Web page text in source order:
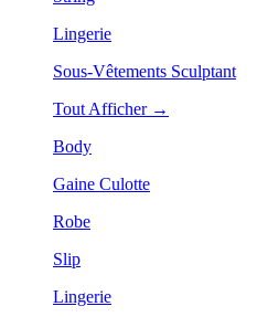
Lingerie
Sous-Vêtements Sculptant
Tout Afficher →
Body
Gaine Culotte
Robe
Slip
Lingerie